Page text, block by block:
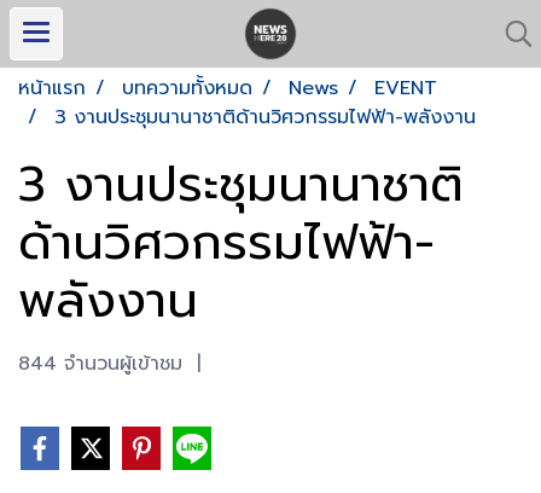
หน้าแรก บทความทั้งหมด News
EVENT
3 งานประชุมนานาชาติด้านวิศวกรรมไฟฟ้า-พลังงาน
3 งานประชุมนานาชาติ
ด้านวิศวกรรมไฟฟ้า-
พลังงาน
844 จำนวนผู้เข้าชม |